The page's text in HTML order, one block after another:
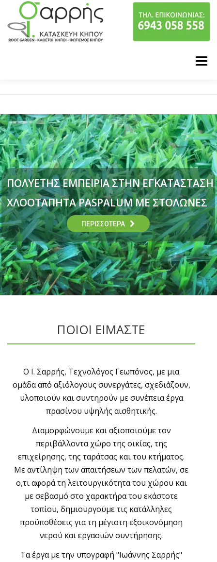
Προχωρήστε στο περιεχόμενο
Μενού
ΤΑ ΕΡΓΑ ΜΑΣ ΕΠΙΚΟΙΝΩΝΙΑ
ΠΟΛΥΕΤΗΣ ΕΜΠΕΙΡΙΑ ΣΤΗΝ ΕΓΚΑΤΑΣΤΑΣΗ
ΠΕΡΙΣΣΟΤΕΡΑ
ΧΛΟΟΤΑΠΗΤΑ PASPALUM ΜΕ ΣΤΟΛΩΝΕΣ
ΠΟΙΟΙ ΕΙΜΑΣΤΕ
Ο Ι. Σαρρής, Τεχνολόγος Γεωπόνος, με μια
ομάδα από αξιόλογους συνεργάτες, σχεδιάζουν,
υλοποιούν και συντηρούν με συνέπεια έργα
πρασίνου υψηλής αισθητικής.
Διαμορφώνουμε και αξιοποιούμε τον
περιβάλλοντα χώρο της οικίας, της
επιχείρησης, της ταράτσας και του κτήματος.
Με αντίληψη των απαιτήσεων των πελατών, σε
ο,τι αφορά τη λειτουργικότητα του χώρου και
με σεβασμό στο χαρακτήρα του εκάστοτε
τοπίου, δημιουργούμε τις κατάλληλες
προϋποθέσεις για τη μέγιστη εξοικονόμηση
νερού και εργασιών συντήρησης.
Τα έργα με την υπογραφή "Ιωάννης Σαρρής"